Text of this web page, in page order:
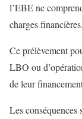
l’EBE ne
charges financières.
Ce prélèvement
LBO ou
de leur
Les